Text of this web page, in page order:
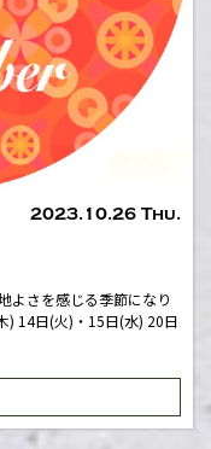
2023.10.26 Thu.
よさを感じる季節になり
) 14日(火)・15日(水) 20日